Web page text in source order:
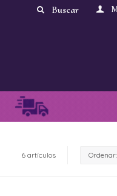
6 artículos